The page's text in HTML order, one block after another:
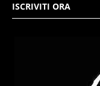
ISCRIVITI ORA